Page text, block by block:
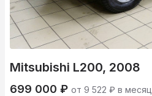
Mitsubishi L200, 2008
699 000 ₽ от 9 522 ₽ в месяц